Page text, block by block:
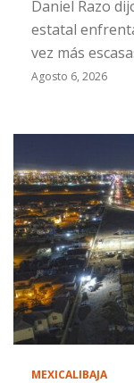
Daniel Razo
estatal
vez más
Agosto 6, 2026
MEXICALIBAJA